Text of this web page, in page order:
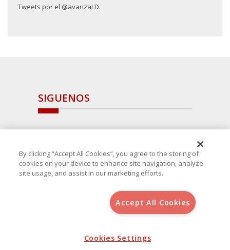
Tweets por el @avanzaLD.
SIGUENOS
, S.L.U.(B-64405731) c/ San Norberto
Aviso Legal
Política de Cookies
By clicking “Accept All Cookies”, you agree to the storing of
cookies on your device to enhance site navigation, analyze
site usage, and assist in our marketing efforts.
Accept All Cookies
Cookies Settings